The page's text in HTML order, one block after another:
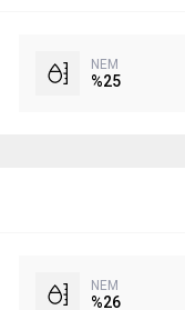
NEM
%25
NEM
%26